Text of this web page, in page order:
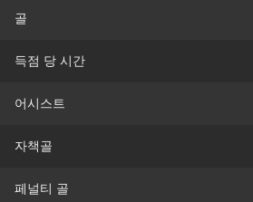
골
득점 당 시간
어시스트
자책골
페널티 골